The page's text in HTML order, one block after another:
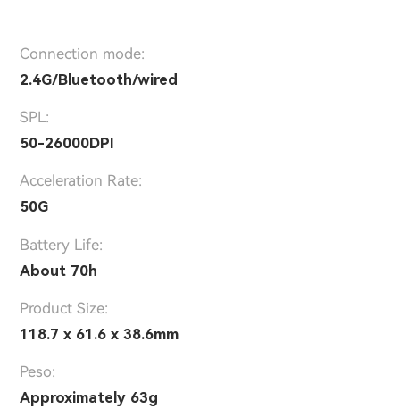
Connection mode:
2.4G/Bluetooth/wired
SPL:
50-26000DPI
Acceleration Rate:
50G
Battery Life:
About 70h
Product Size:
118.7 x 61.6 x 38.6mm
Peso:
Approximately 63g